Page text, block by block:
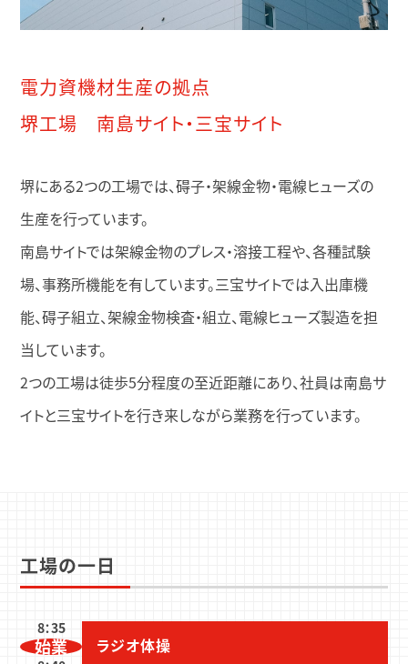
電力資機材生産の拠点
堺工場 南島サイト・三宝サイト
堺にある2つの工場では、碍子・架線金物・電線ヒューズの
生産を行っています。
南島サイトでは架線金物のプレス・溶接工程や、各種試験
場、事務所機能を有しています。三宝サイトでは入出庫機
能、碍子組立、架線金物検査・組立、電線ヒューズ製造を担
当しています。
2つの工場は徒歩5分程度の至近距離にあり、社員は南島サ
イトと三宝サイトを行き来しながら業務を行っています。
工場の一日
8：35
始業 ラジオ体操